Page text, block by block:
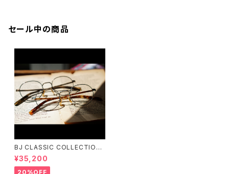
セール中の商品
BJ CLASSIC COLLECTION
¥35,200
20%OFF